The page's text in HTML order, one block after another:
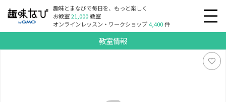
趣味とまなびで毎日を、もっと楽しく
お教室21,000教室
オンラインレッスン・ワークショップ4,400件
教室情報